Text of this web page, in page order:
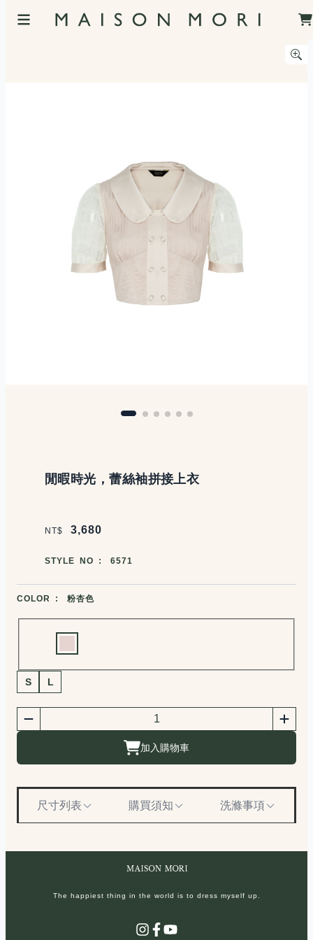
閒暇時光，蕾絲袖拼接上衣
NT$ 3,680
商品編號
STYLE NO : 6571
商品顏色選擇
COLOR : 粉杏色
Choose a color
商品尺寸選擇
S L
商品購買數量
加入購物車
尺寸列表 購買須知 洗滌事項
The happiest thing in the world is to dress myself up.
Instagram
Facebook
YouTube